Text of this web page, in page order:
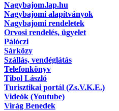
Nagybajom.lap.hu
Nagybajomi alapítványok
Nagybajomi rendeletek
Orvosi rendelés, ügyelet
Pálóczi
Sárközy
Szállás, vendéglátás
Telefonkönyv
Tibol László
Turisztikai portál (Zs.V.K.E.)
Videók (Youtube)
Virág Benedek